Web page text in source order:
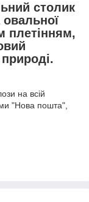
столик
овальної
плетінням,
на всій
"Нова пошта",